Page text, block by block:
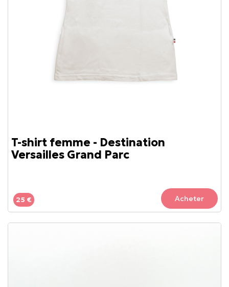
T-shirt femme - Destination
Versailles Grand Parc
25 € Acheter